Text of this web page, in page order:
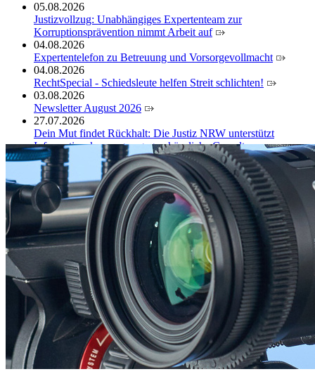
05.08.2026
Justizvollzug: Unabhängiges Expertenteam zur
Korruptionsprävention nimmt Arbeit auf
04.08.2026
Expertentelefon zu Betreuung und Vorsorgevollmacht
04.08.2026
RechtSpecial - Schiedsleute helfen Streit schlichten!
03.08.2026
Newsletter August 2026
27.07.2026
Dein Mut findet Rückhalt: Die Justiz NRW unterstützt
Informationskampagne gegen häusliche Gewalt
10.07.2026
Anerkennung für innovative Suizidpräventionsarbeit: JVA
Köln ausgezeichnet
14.07.2026
Justiz der Zukunft gemeinsam gestalten: Minister Limbach
zieht positive Bilanz des Projekts Zukunftswerkstatt Justiz
Nordrhein-Westfalen
01.07.2026
Newsletter Juli 2026
30.06.2026
288 Anwärterinnen und Anwärter des Jahrgangs 2024/2026
der Justizvollzugsschule NRW geehrt
30.06.2026
RechtSpecial - Schiedsleute helfen Streit schlichten!